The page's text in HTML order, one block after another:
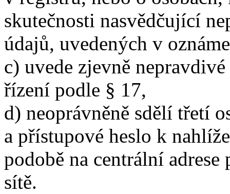
skutečnosti nasvědčující
údajů, uvedených v
c) uvede zjevně
řízení podle § 17,
d) neoprávněně sdělí třetí
a přístupové heslo k
podobě na centrální
sítě.